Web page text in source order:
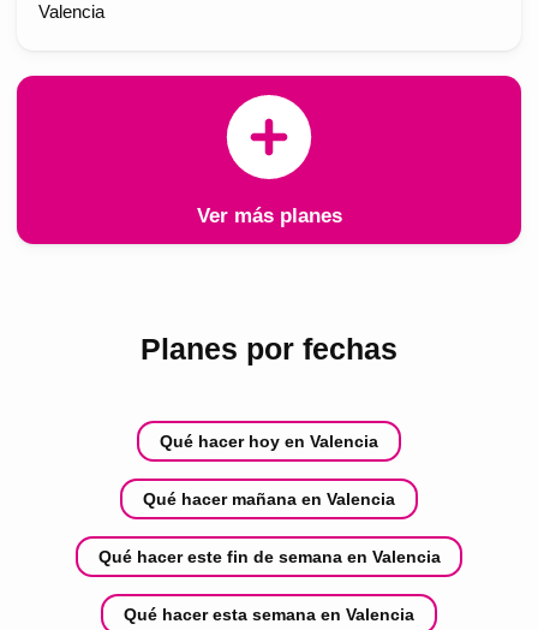
Valencia
Ver más planes
Planes por fechas
Qué hacer hoy en Valencia
Qué hacer mañana en Valencia
Qué hacer este fin de semana en Valencia
Qué hacer esta semana en Valencia